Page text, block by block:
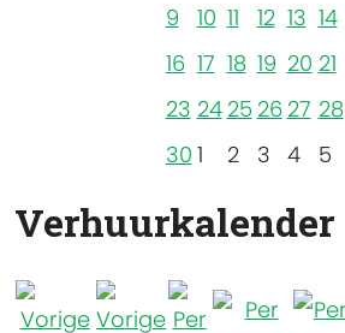
9
10 11 12 13 14
16 17 18 19 20 21
23 24 25 26 27 28
30 1 2 3 4 5
Verhuurkalender